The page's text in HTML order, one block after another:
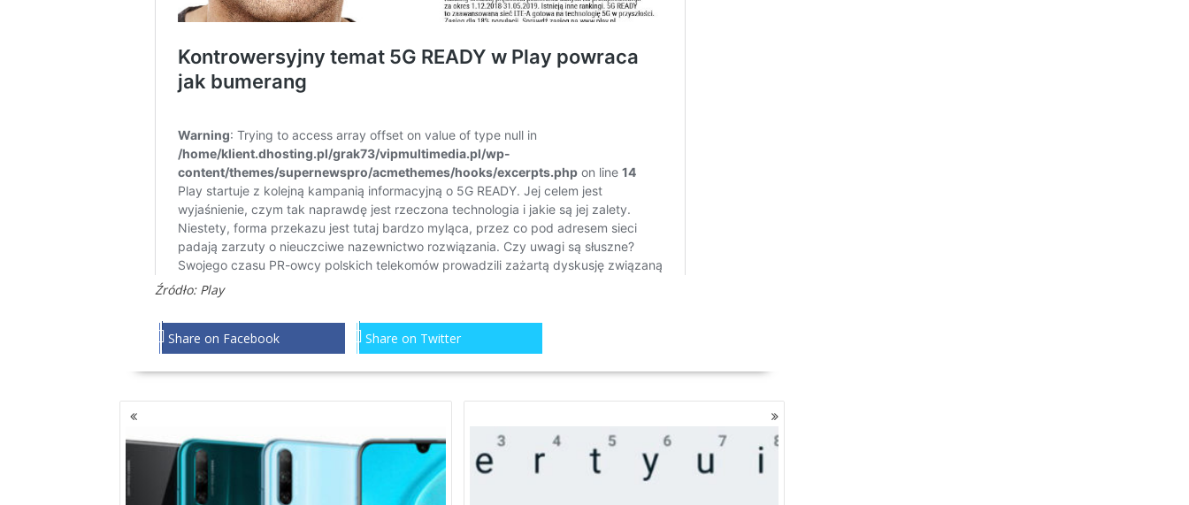
Źródło: Play
Share on Facebook Share on Twitter
NAWIGACJA
PO
WPISACH